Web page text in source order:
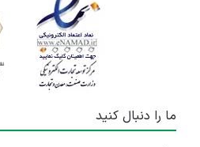
استخدام راننده
۱ سال پیش
ما را دنبال کنید